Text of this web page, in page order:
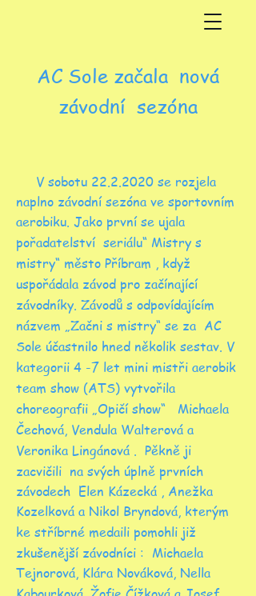
AC Sole začala nová
závodní sezóna
V sobotu 22.2.2020 se rozjela
naplno závodní sezóna ve sportovním
aerobiku. Jako první se ujala
pořadatelství seriálu“ Mistry s
mistry“ město Příbram , když
uspořádala závod pro začínající
závodníky. Závodů s odpovídajícím
názvem „Začni s mistry“ se za AC
Sole účastnilo hned několik sestav. V
kategorii 4 -7 let mini mistři aerobik
team show (ATS) vytvořila
choreografii „Opičí show“ Michaela
Čechová, Vendula Walterová a
Veronika Lingánová . Pěkně ji
zacvičili na svých úplně prvních
závodech Elen Kázecká , Anežka
Kozelková a Nikol Bryndová, kterým
ke stříbrné medaili pomohli již
zkušenější závodníci : Michaela
Tejnorová, Klára Nováková, Nella